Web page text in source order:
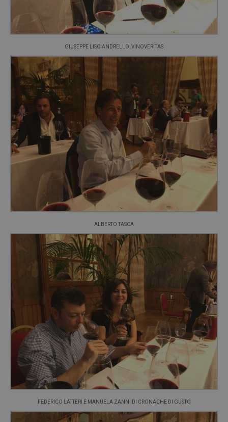
GIUSEPPE LISCIANDRELLO, VINOVERITAS
ALBERTO TASCA
FEDERICO LATTERI E MANUELA ZANNI DI CRONACHE DI GUSTO